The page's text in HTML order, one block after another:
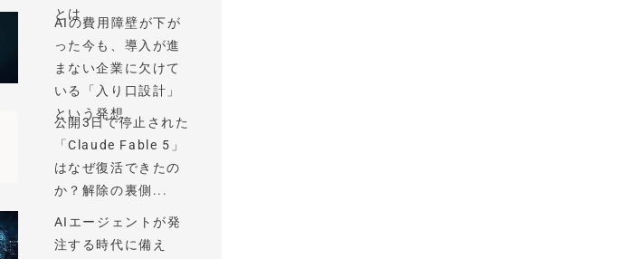
とは
AIの費用障壁が下が
った今も、導入が進
まない企業に欠けて
いる「入り口設計」
という発想
公開3日で停止された
「Claude Fable 5」
はなぜ復活できたの
か？解除の裏側...
AIエージェントが発
注する時代に備え